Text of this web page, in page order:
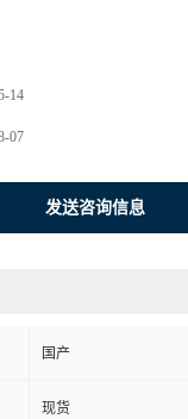
14
07
发送咨询信息
国产
现货